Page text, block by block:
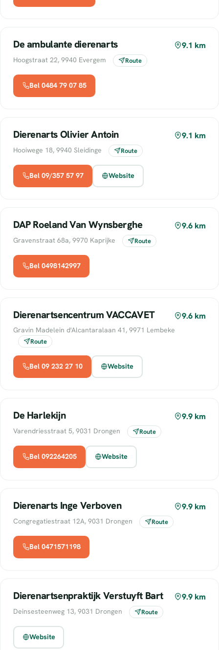
De ambulante dierenarts 9.1 km
Hoogstraat 22, 9940 Evergem Route
Bel 0484 79 07 85
Dierenarts Olivier Antoin 9.1 km
Hooiwege 18, 9940 Sleidinge Route
Bel 09/357 57 97 Website
DAP Roeland Van Wynsberghe 9.6 km
Gravenstraat 68a, 9970 Kaprijke Route
Bel 0498142997
Dierenartsencentrum VACCAVET 9.6 km
Gravin Madelein d'Alcantaralaan 41, 9971 Lembeke
Route
Bel 09 232 27 10 Website
De Harlekijn 9.9 km
Varendriesstraat 5, 9031 Drongen Route
Bel 092264205 Website
Dierenarts Inge Verboven 9.9 km
Congregatiestraat 12A, 9031 Drongen Route
Bel 0471571198
Dierenartsenpraktijk Verstuyft Bart 9.9 km
Deinsesteenweg 13, 9031 Drongen Route
Website